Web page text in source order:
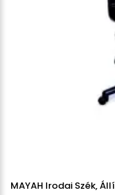
MAYAH Irodai Szék,